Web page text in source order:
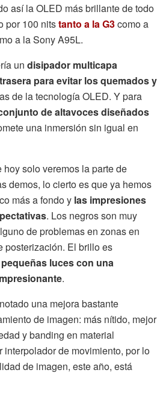
así la OLED más brillante de todo
por 100 nitstanto a la G3como a
a la Sony A95L.
un disipador multicapa
para evitar los quemados y
de la tecnología OLED. Y para
de altavoces diseñados
una inmersión sin igual en
solo veremos la parte de
demos, lo cierto es que ya hemos
más a fondo y las impresiones
. Los negros son muy
de problemas en zonas en
posterización. El brillo es
pequeñas luces con una
.
una mejora bastante
de imagen: más nítido, mejor
y banding en material
interpolador de movimiento, por lo
de imagen, este año, está